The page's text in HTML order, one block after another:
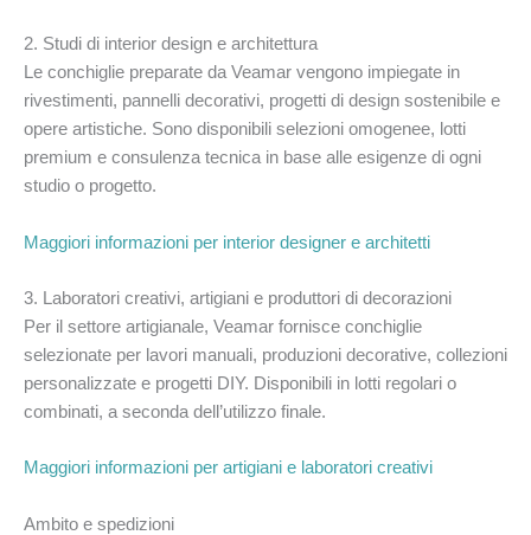
2. Studi di interior design e architettura
Le conchiglie preparate da Veamar vengono impiegate in
rivestimenti, pannelli decorativi, progetti di design sostenibile e
opere artistiche. Sono disponibili selezioni omogenee, lotti
premium e consulenza tecnica in base alle esigenze di ogni
studio o progetto.
Maggiori informazioni per interior designer e architetti
3. Laboratori creativi, artigiani e produttori di decorazioni
Per il settore artigianale, Veamar fornisce conchiglie
selezionate per lavori manuali, produzioni decorative, collezioni
personalizzate e progetti DIY. Disponibili in lotti regolari o
combinati, a seconda dell’utilizzo finale.
Maggiori informazioni per artigiani e laboratori creativi
Ambito e spedizioni